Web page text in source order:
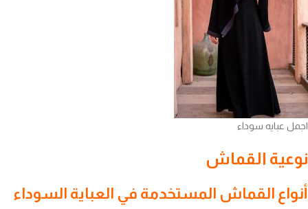
اجمل عبايه سوداء
نوعية القماش
أنواع القماش المستخدمة في العباية السوداء